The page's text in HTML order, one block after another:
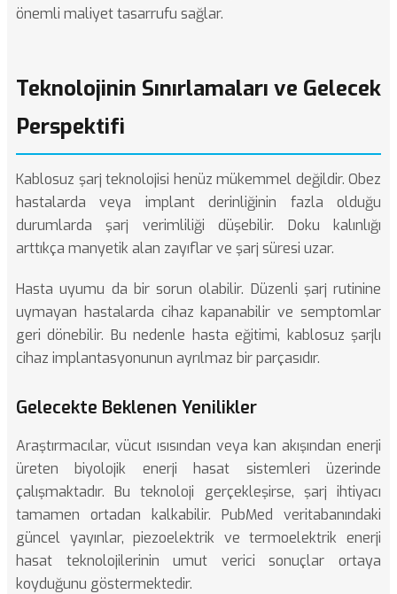
önemli maliyet tasarrufu sağlar.
Teknolojinin Sınırlamaları ve Gelecek
Perspektifi
Kablosuz şarj teknolojisi henüz mükemmel değildir. Obez
hastalarda veya implant derinliğinin fazla olduğu
durumlarda şarj verimliliği düşebilir. Doku kalınlığı
arttıkça manyetik alan zayıflar ve şarj süresi uzar.
Hasta uyumu da bir sorun olabilir. Düzenli şarj rutinine
uymayan hastalarda cihaz kapanabilir ve semptomlar
geri dönebilir. Bu nedenle hasta eğitimi, kablosuz şarjlı
cihaz implantasyonunun ayrılmaz bir parçasıdır.
Gelecekte Beklenen Yenilikler
Araştırmacılar, vücut ısısından veya kan akışından enerji
üreten biyolojik enerji hasat sistemleri üzerinde
çalışmaktadır. Bu teknoloji gerçekleşirse, şarj ihtiyacı
tamamen ortadan kalkabilir. PubMed veritabanındaki
güncel yayınlar, piezoelektrik ve termoelektrik enerji
hasat teknolojilerinin umut verici sonuçlar ortaya
koyduğunu göstermektedir.